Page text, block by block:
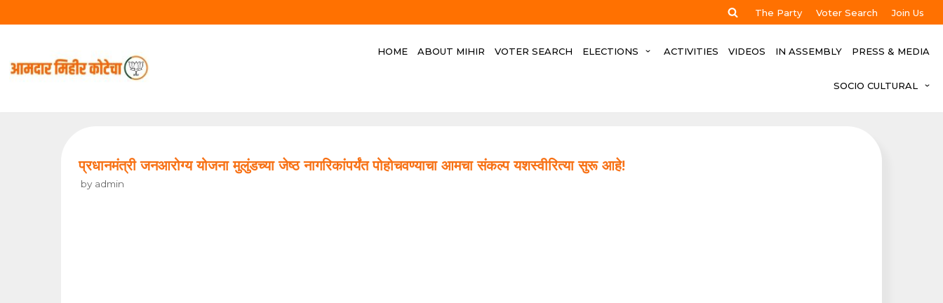
The Party Voter Search Join Us
HOME ABOUT MIHIR VOTER SEARCH ELECTIONS ACTIVITIES VIDEOS IN ASSEMBLY PRESS & MEDIA
SOCIO CULTURAL
प्रधानमंत्री जनआरोग्य योजना मुलुंडच्या जेष्ठ नागरिकांपर्यंत पोहोचवण्याचा आमचा संकल्प यशस्वीरित्या सुरू आहे!
by admin